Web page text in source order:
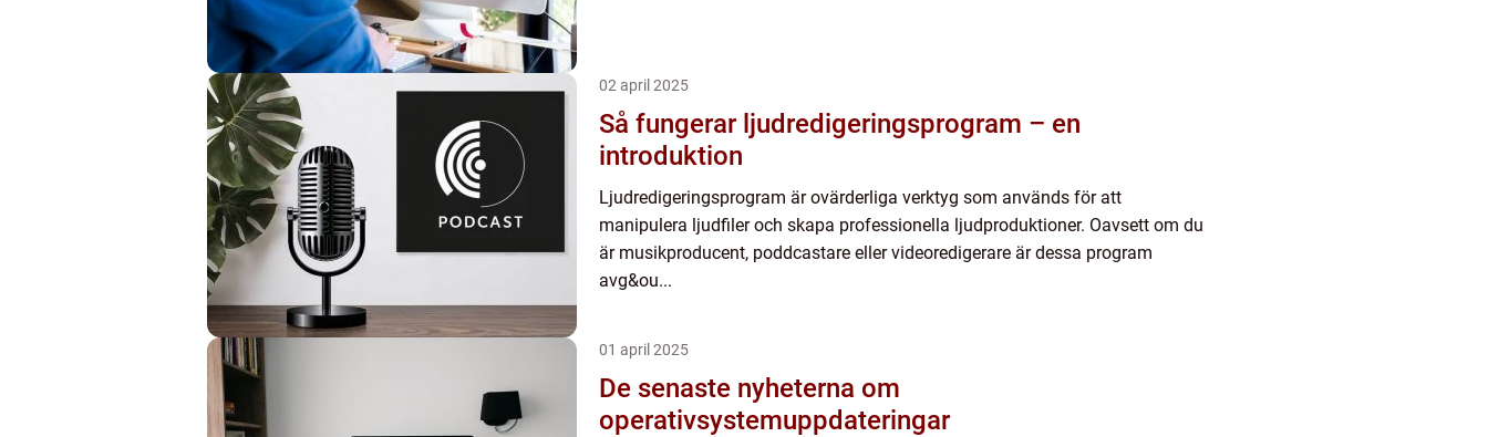
02 april 2025
Så fungerar ljudredigeringsprogram – en
introduktion
Ljudredigeringsprogram är ovärderliga verktyg som används för att
manipulera ljudfiler och skapa professionella ljudproduktioner. Oavsett om du
är musikproducent, poddcastare eller videoredigerare är dessa program
avg&ou...
01 april 2025
De senaste nyheterna om
operativsystemuppdateringar